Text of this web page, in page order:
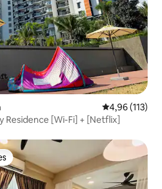
4,96 de uma
4,96 (113)
Residence [Wi-Fi] + [Netflix]